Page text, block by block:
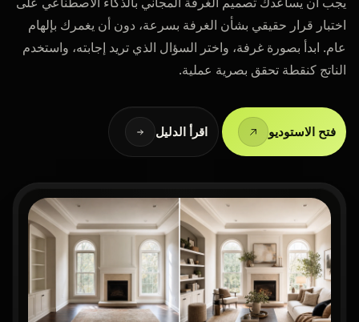
اختبار قرار حقيقي بشأن الغرفة بسرعة، دون أن يغمرك بإلهام
عام. ابدأ بصورة غرفة، واختر السؤال الذي تريد إجابته، واستخدم
الناتج كنقطة تحقق بصرية عملية.
فتح الاستوديو اقرأ الدليل